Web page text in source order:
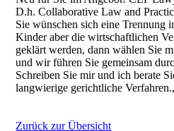
D.h. Collaborative Law and
Sie wünschen sich eine Trennung
Kinder aber die wirtschaftlichen
geklärt werden, dann wählen Sie
und wir führen Sie gemeinsam
Schreiben Sie mir und ich berate
langwierige gerichtliche Verfahren.,
Zurück zur Übersicht